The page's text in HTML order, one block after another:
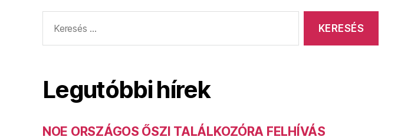
Legutóbbi hírek
NOE ORSZÁGOS ŐSZI TALÁLKOZÓRA FELHÍVÁS